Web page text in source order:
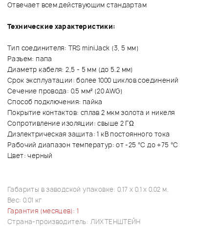
Отвечает всем действующим стандартам
Технические характеристики:
Тип соединителя: TRS miniJack (3, 5 мм)
Разъем: папа
Диаметр кабеля: 2,5 - 5 мм (до 5.2 мм)
Срок эксплуатации: более 1000 циклов соединений
Сечение провода: 0.5 мм² (20 AWG)
Способ подключения: пайка
Покрытие контактов: сплав 2 мкм золота и никеля
Сопротивление изоляции: свыше 2 ГΩ
Диэлектрическая защита: 1 кВ постоянного тока
Рабочий диапазон температур: от -25 °C до +75 °C
Цвет: черный
Габариты в заводской упаковке: 0.17 x 0.1 x 0.02 м.
Вес: 0.01 кг
Гарантия (месяцев): 1
Страна-производитель: ЛИХТЕНШТЕЙН